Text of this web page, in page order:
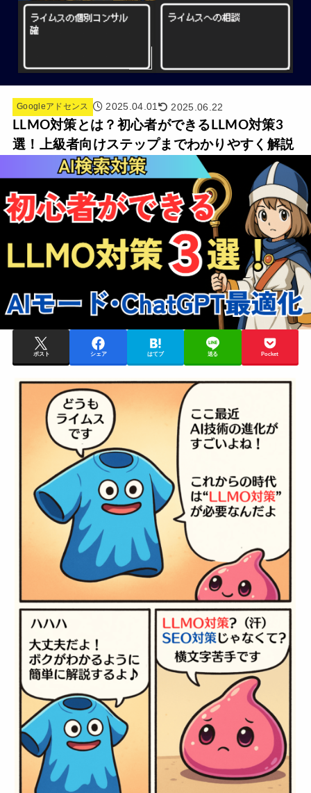
Googleアドセンス 2025.04.01 2025.06.22
LLMO対策とは？初心者ができるLLMO対策3
選！上級者向けステップまでわかりやすく解説
ポスト シェア はてブ 送る Pocket